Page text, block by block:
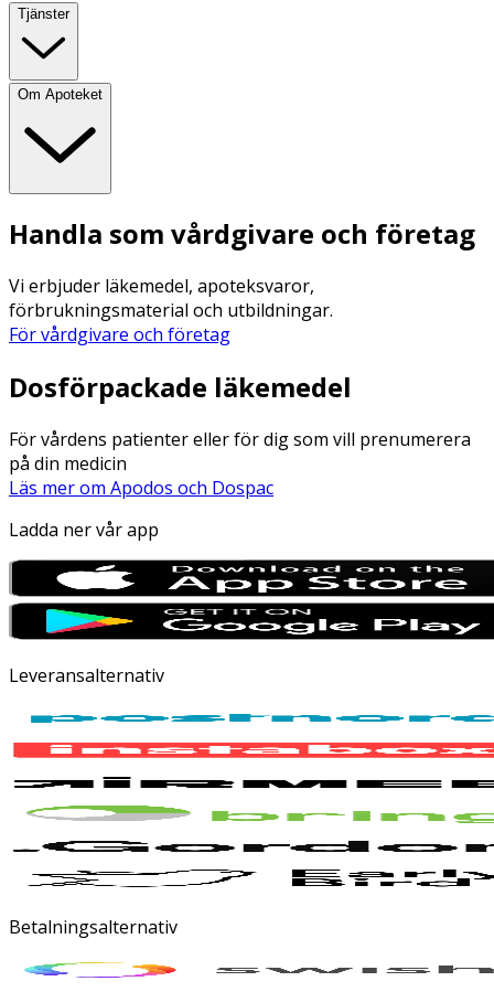
Tjänster
Om Apoteket
Handla som vårdgivare och företag
Vi erbjuder läkemedel, apoteksvaror,
förbrukningsmaterial och utbildningar.
För vårdgivare och företag
Dosförpackade läkemedel
För vårdens patienter eller för dig som vill prenumerera
på din medicin
Läs mer om Apodos och Dospac
Ladda ner vår app
Leveransalternativ
Betalningsalternativ